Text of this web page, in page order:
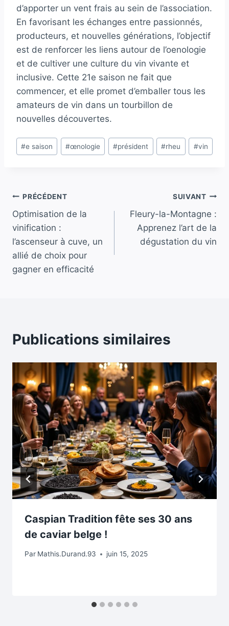
d’apporter un vent frais au sein de l’association.
En favorisant les échanges entre passionnés,
producteurs, et nouvelles générations, l’objectif
est de renforcer les liens autour de l’oenologie
et de cultiver une culture du vin vivante et
inclusive. Cette 21e saison ne fait que
commencer, et elle promet d’emballer tous les
amateurs de vin dans un tourbillon de
nouvelles découvertes.
Étiquettes
de
#e saison #œnologie #président #rheu #vin
Navigation
de
l’article
PRÉCÉDENT
Optimisation de la
vinification :
l’ascenseur à cuve, un
allié de choix pour
gagner en efficacité
SUIVANT
Fleury-la-Montagne :
Apprenez l’art de la
dégustation du vin
Publications similaires
Caspian Tradition fête ses 30 ans
de caviar belge !
Par Mathis.Durand.93 juin 15, 2025